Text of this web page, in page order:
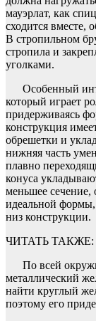
мауэрлат, как
сходится вместе,
В стропильном
стропила и
уголками.
Особенный
который играет
придерживаясь
конструкция
обрешетки и
нижняя часть
плавно
конуса
меньшее сечение,
идеальной
низ конструкции.
ЧИТАТЬ ТАКЖЕ:
По всей
металлический
найти круглый
поэтому его